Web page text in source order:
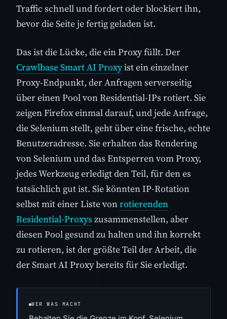
Traffic schnell und fordert oder blockiert ihn,
bevor die Seite je fertig geladen ist.
Das ist die Lücke, die ein Proxy füllt. Der
Crawlbase Smart AI Proxyist ein einzelner
Proxy-Endpunkt, der Anfragen serverseitig
über einen Pool von Residential-IPs rotiert. Sie
zeigen Firefox einmal darauf, und jede Anfrage,
die Selenium stellt, geht über eine frische, echte
Benutzeradresse. Sie erhalten das Rendering
von Selenium und das Entsperren vom Proxy,
jedes Werkzeug erledigt den Teil, für den es
tatsächlich gut ist. Sie könnten IP-Rotation
selbst mit einer Liste vonrotierenden
Residential-Proxys zusammenstellen, aber
diesen Pool gesund zu halten und ihn korrekt
zu rotieren, ist der größte Teil der Arbeit, die
der Smart AI Proxy bereits für Sie erledigt.
WER WAS MACHT